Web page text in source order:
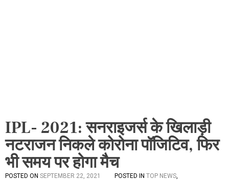
IPL- 2021: सनराइजर्स के खिलाड़ी
नटराजन निकले कोरोना पॉजिटिव, फिर
भी समय पर होगा मैच
POSTED ON SEPTEMBER 22, 2021
POSTED IN TOP NEWS,